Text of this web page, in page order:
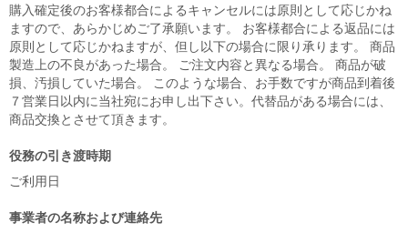
購入確定後のお客様都合によるキャンセルには原則として応じかね
ますので、あらかじめご了承願います。 お客様都合による返品には
原則として応じかねますが、但し以下の場合に限り承ります。 商品
製造上の不良があった場合。 ご注文内容と異なる場合。 商品が破
損、汚損していた場合。 このような場合、お手数ですが商品到着後
７営業日以内に当社宛にお申し出下さい。代替品がある場合には、
商品交換とさせて頂きます。
役務の引き渡時期
ご利用日
事業者の名称および連絡先